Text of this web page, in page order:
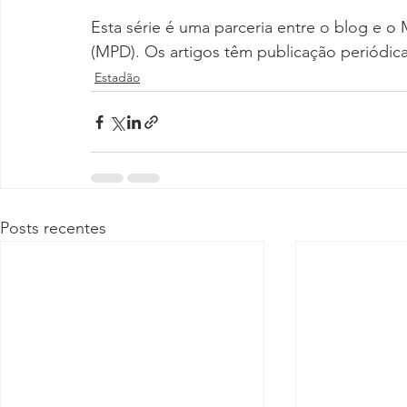
Esta série é uma parceria entre o blog e
(MPD). Os artigos têm publicação
Estadão
Posts recentes